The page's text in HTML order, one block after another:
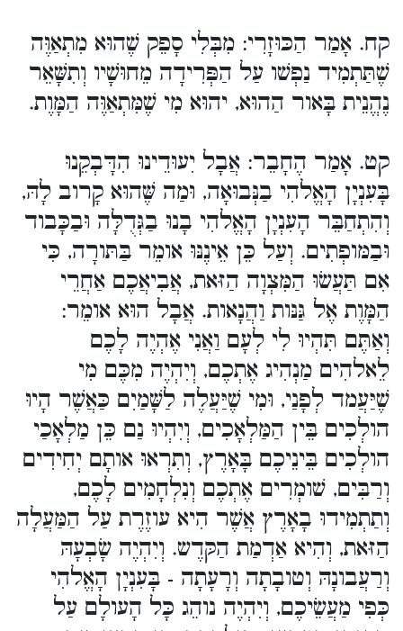
קח. אָמַר הַכּוּזָרִי: מִבְּלִי סָפֵק שֶׁהוּא מִתְאַוֶּה
שֶׁתַּתְמִיד נַפְשׁו עַל הַפְּרִידָה מֵחוּשָׁיו וְתִשָּׁאֵר
נֶהֱנֵית בָּאור הַהוּא, יהוּא מִי שֶׁמִּתְאַוֶּה הַמָּוֶת.
קט. אָמַר הֶחָבֵר: אֲבָל יִעוּדֵינוּ הִדָּבְקֵנוּ
בָּעִנְיָן הָאֱלהִי בַנְּבוּאָה, וּמַה שֶּׁהוּא קָרוב לָהּ,
וְהִתְחַבֵּר הָעִנְיָן הָאֱלהִי בָנוּ בַגְּדֻלָּה וּבַכָּבוד
וּבַמּופְתִים. וְעַל כֵּן אֵינֶנּוּ אומֵר בַּתּורָה, כִּי
אִם תַּעֲשׂוּ הַמִּצְוָה הַזּאת, אֲבִיאֲכֶם אַחֲרֵי
הַמָּוֶת אֶל גַּנּות וַהֲנָאות. אֲבָל הוּא אומֵר:
וְאַתֶּם תִּהְיוּ לִי לְעָם וַאֲנִי אֶהְיֶה לָכֶם
לֵאלהִים מַנְהִיג אֶתְכֶם, וְיִהְיֶה מִכֶּם מִי
שֶׁיַּעֲמד לְפָנַי, וּמִי שֶׁיַּעֲלֶה לַשָּׁמַיִם כַּאֲשֶׁר הָיוּ
הולְכִים בֵּין הַמַּלְאָכִים, וְיִהְיוּ נַם כֵּן מַלְאָכַי
הולְכִים בֵּינֵיכֶם בָּאָרֶץ, וְתִרְאוּ אותָם יְחִידִים
וְרַבִּים, שׁומְרִים אֶתְכֶם וְנִלְחָמִים לָכֶם,
וְתַתְמִידוּ בָאָרֶץ אֲשֶׁר הִיא עוזֶרֶת עַל הַמַּעֲלָה
הַזּאת, וְהִיא אַדְמַת הַקּדֶש. וְיִהְיֶה שָׂבְעָהּ
וְרַעֲבונָהּ וְטובָתָה וְרָעָתָה - בָּעִנְיָן הָאֱלהִי
כְּפִי מַעֲשֵׂיכֶם, וְיִהְיֶה נוהֵג כָּל הָעולָם עַל